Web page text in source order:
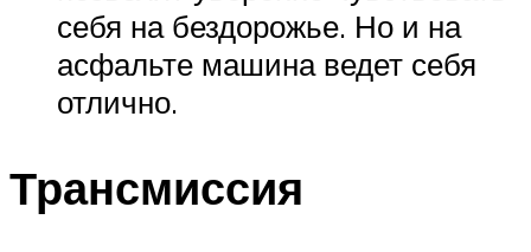
себя на бездорожье. Но и на
асфальте машина ведет себя
отлично.
Трансмиссия